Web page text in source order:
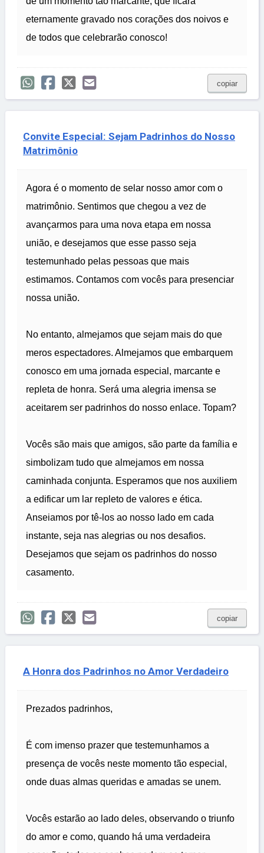
eternamente gravado nos corações dos noivos e
de todos que celebrarão conosco!
copiar
Convite Especial: Sejam Padrinhos do Nosso
Matrimônio
Agora é o momento de selar nosso amor com o
matrimônio. Sentimos que chegou a vez de
avançarmos para uma nova etapa em nossa
união, e desejamos que esse passo seja
testemunhado pelas pessoas que mais
estimamos. Contamos com vocês para presenciar
nossa união.
No entanto, almejamos que sejam mais do que
meros espectadores. Almejamos que embarquem
conosco em uma jornada especial, marcante e
repleta de honra. Será uma alegria imensa se
aceitarem ser padrinhos do nosso enlace. Topam?
Vocês são mais que amigos, são parte da família e
simbolizam tudo que almejamos em nossa
caminhada conjunta. Esperamos que nos auxiliem
a edificar um lar repleto de valores e ética.
Anseiamos por tê-los ao nosso lado em cada
instante, seja nas alegrias ou nos desafios.
Desejamos que sejam os padrinhos do nosso
casamento.
copiar
A Honra dos Padrinhos no Amor Verdadeiro
Prezados padrinhos,
É com imenso prazer que testemunhamos a
presença de vocês neste momento tão especial,
onde duas almas queridas e amadas se unem.
Vocês estarão ao lado deles, observando o triunfo
do amor e como, quando há uma verdadeira